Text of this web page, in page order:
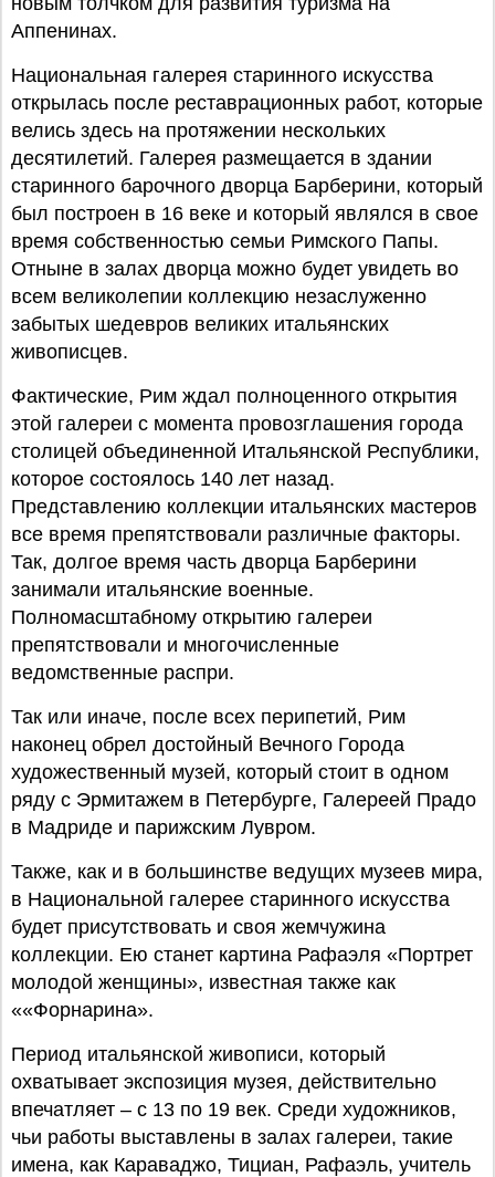
Аппенинах.
Национальная галерея старинного искусства
открылась после реставрационных работ, которые
велись здесь на протяжении нескольких
десятилетий. Галерея размещается в здании
старинного барочного дворца Барберини, который
был построен в 16 веке и который являлся в свое
время собственностью семьи Римского Папы.
Отныне в залах дворца можно будет увидеть во
всем великолепии коллекцию незаслуженно
забытых шедевров великих итальянских
живописцев.
Фактические, Рим ждал полноценного открытия
этой галереи с момента провозглашения города
столицей объединенной Итальянской Республики,
которое состоялось 140 лет назад.
Представлению коллекции итальянских мастеров
все время препятствовали различные факторы.
Так, долгое время часть дворца Барберини
занимали итальянские военные.
Полномасштабному открытию галереи
препятствовали и многочисленные
ведомственные распри.
Так или иначе, после всех перипетий, Рим
наконец обрел достойный Вечного Города
художественный музей, который стоит в одном
ряду с Эрмитажем в Петербурге, Галереей Прадо
в Мадриде и парижским Лувром.
Также, как и в большинстве ведущих музеев мира,
в Национальной галерее старинного искусства
будет присутствовать и своя жемчужина
коллекции. Ею станет картина Рафаэля «Портрет
молодой женщины», известная также как
««Форнарина».
Период итальянской живописи, который
охватывает экспозиция музея, действительно
впечатляет – с 13 по 19 век. Среди художников,
чьи работы выставлены в залах галереи, такие
имена, как Караваджо, Тициан, Рафаэль, учитель